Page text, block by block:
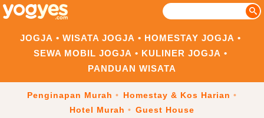
JOGJA WISATA JOGJA
HOMESTAY JOGJA
SEWA MOBIL JOGJA
KULINER JOGJA
PANDUAN WISATA
Penginapan Murah
Homestay & Kos Harian
Hotel Murah
Guest House